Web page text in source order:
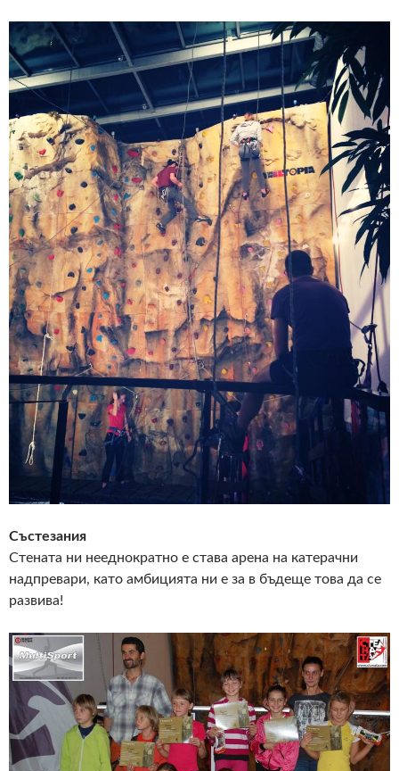
Състезания
Стената ни нееднократно е става арена на катерачни
надпревари, като амбицията ни е за в бъдеще това да се
развива!